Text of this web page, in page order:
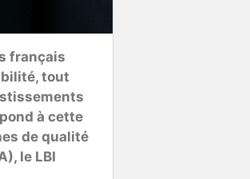
français
tout
à cette
de qualité
le LBI